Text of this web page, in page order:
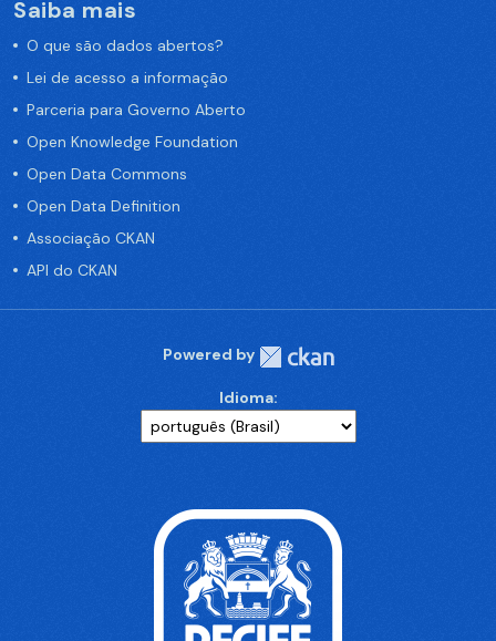
Saiba mais
O que são dados abertos?
Lei de acesso a informação
Parceria para Governo Aberto
Open Knowledge Foundation
Open Data Commons
Open Data Definition
Associação CKAN
API do CKAN
Powered by
Idioma